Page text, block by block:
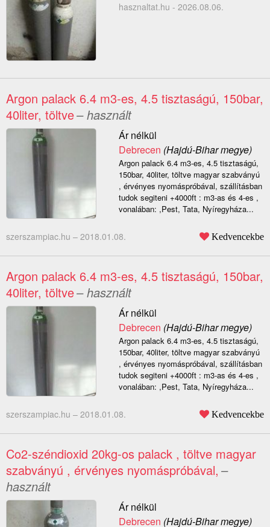
hasznaltat.hu - 2026.08.06.
Argon palack 6.4 m3-es, 4.5 tisztaságú, 150bar,
40liter, töltve– használt
Ár nélkül
Debrecen (Hajdú-Bihar megye)
Argon palack 6.4 m3-es, 4.5 tisztaságú,
150bar, 40liter, töltve magyar szabványú
, érvényes nyomáspróbával, szállításban
tudok segiteni +4000ft : m3-as és 4-es ,
vonalában: ,Pest, Tata, Nyíregyháza...
szerszampiac.hu – 2018.01.08. Kedvencekbe
Argon palack 6.4 m3-es, 4.5 tisztaságú, 150bar,
40liter, töltve– használt
Ár nélkül
Debrecen (Hajdú-Bihar megye)
Argon palack 6.4 m3-es, 4.5 tisztaságú,
150bar, 40liter, töltve magyar szabványú
, érvényes nyomáspróbával, szállításban
tudok segiteni +4000ft : m3-as és 4-es ,
vonalában: ,Pest, Tata, Nyíregyháza...
szerszampiac.hu – 2018.01.08. Kedvencekbe
Co2-széndioxid 20kg-os palack , töltve magyar
szabványú , érvényes nyomáspróbával, –
használt
Ár nélkül
Debrecen (Hajdú-Bihar megye)